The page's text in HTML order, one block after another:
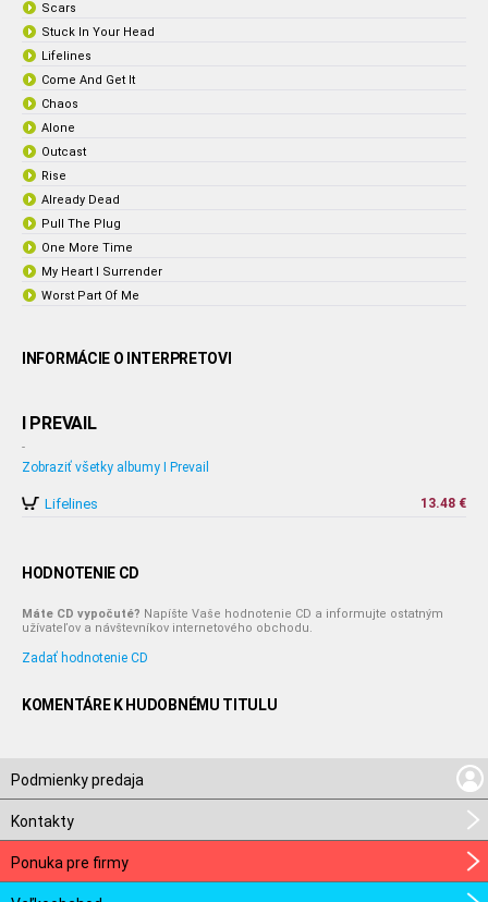
Scars
Stuck In Your Head
Lifelines
Come And Get It
Chaos
Alone
Outcast
Rise
Already Dead
Pull The Plug
One More Time
My Heart I Surrender
Worst Part Of Me
INFORMÁCIE O INTERPRETOVI
I PREVAIL
-
Zobraziť všetky albumy I Prevail
Lifelines 13.48 €
HODNOTENIE CD
Máte CD vypočuté? Napíšte Vaše hodnotenie CD a informujte ostatným
užívateľov a návštevníkov internetového obchodu.
Zadať hodnotenie CD
KOMENTÁRE K HUDOBNÉMU TITULU
Podmienky predaja
Kontakty
Ponuka pre firmy